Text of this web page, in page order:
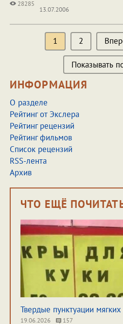
28285
13.07.2006
1 2
Показывать
ИНФОРМАЦИЯ
О разделе
Рейтинг от Экслера
Рейтинг рецензий
Рейтинг фильмов
Список рецензий
RSS-лента
Архив
ЧТО ЕЩЁ
Твердые пунктуации
19.06.2026 157